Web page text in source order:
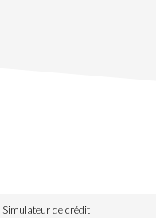
Simulateur de crédit